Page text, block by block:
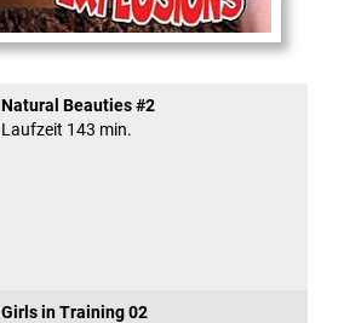
Natural Beauties #2
Laufzeit 143 min.
Girls in Training 02